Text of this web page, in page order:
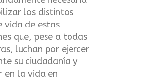
los distintos
vida de estas
que, pese a todas
luchan por ejercer
su ciudadanía y
en la vida en